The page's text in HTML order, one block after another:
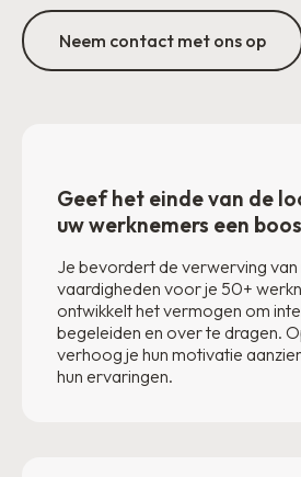
Neem contact met ons op
Geef het einde van de
uw werknemers een
Je bevordert de verwerving van
vaardigheden voor je 50+
ontwikkelt het vermogen om
begeleiden en over te dragen.
verhoog je hun motivatie
hun ervaringen.